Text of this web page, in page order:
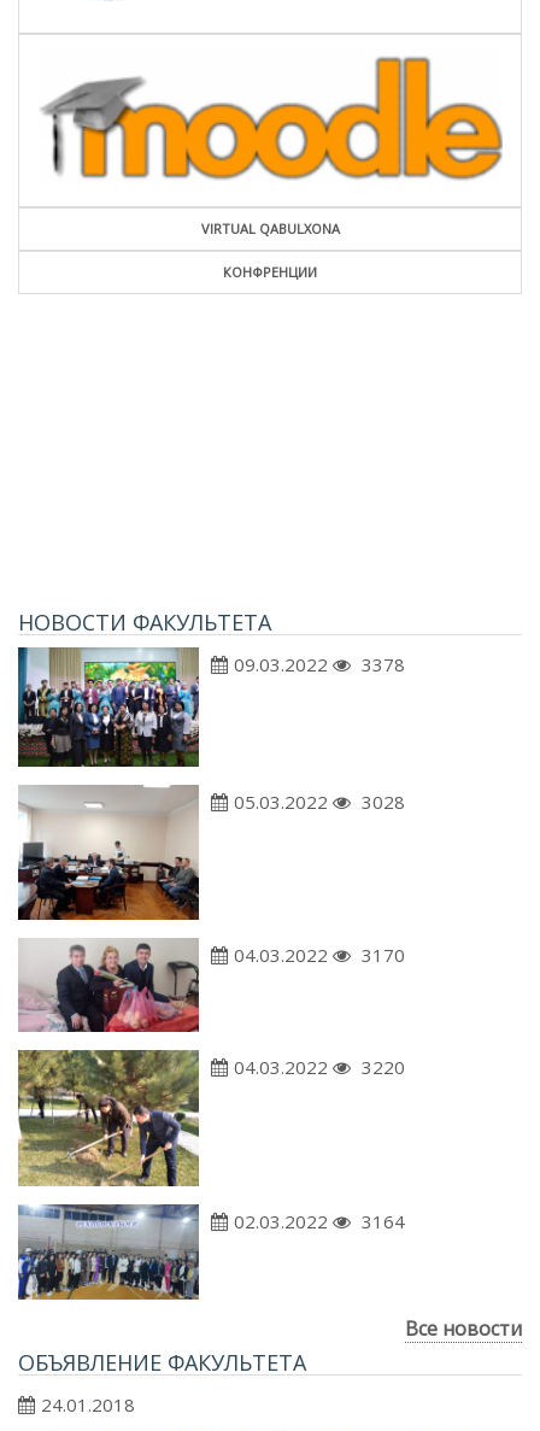
VIRTUAL QABULXONA
КОНФРЕНЦИИ
НОВОСТИ ФАКУЛЬТЕТА
09.03.2022 3378
05.03.2022 3028
04.03.2022 3170
04.03.2022 3220
02.03.2022 3164
Все новости
ОБЪЯВЛЕНИЕ ФАКУЛЬТЕТА
24.01.2018